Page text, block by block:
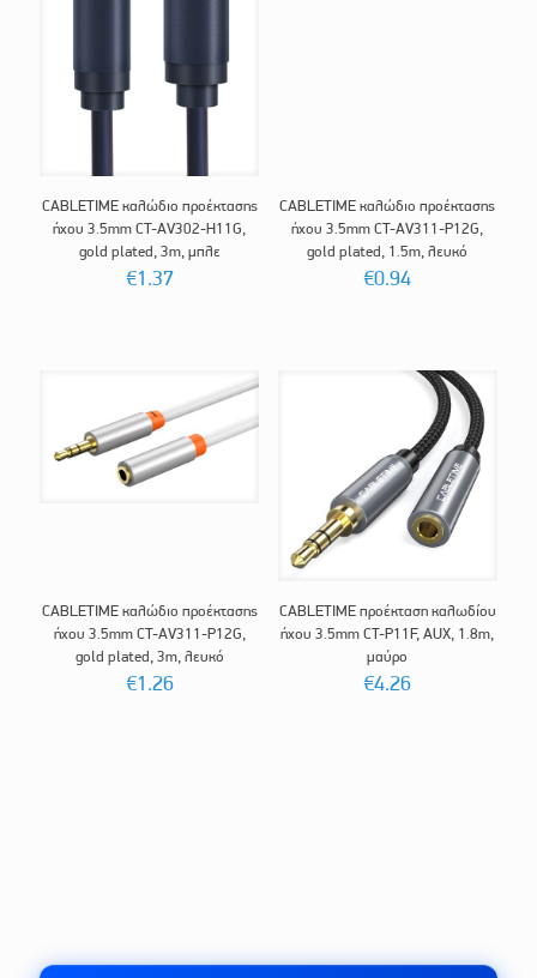
CABLETIME καλώδιο προέκτασης
ήχου 3.5mm CT-AV302-H11G,
gold plated, 3m, μπλε
€1.37
CABLETIME καλώδιο προέκτασης
ήχου 3.5mm CT-AV311-P12G,
gold plated, 1.5m, λευκό
€0.94
CABLETIME καλώδιο προέκτασης
ήχου 3.5mm CT-AV311-P12G,
gold plated, 3m, λευκό
€1.26
CABLETIME προέκταση καλωδίου
ήχου 3.5mm CT-P11F, AUX, 1.8m,
μαύρο
€4.26